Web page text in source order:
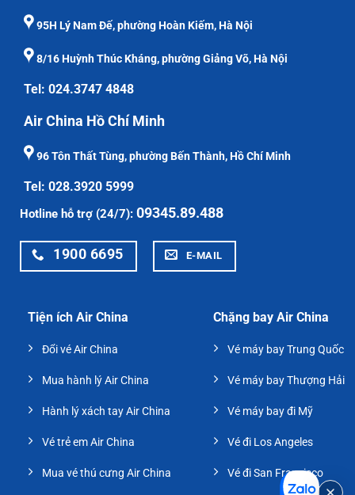
95H Lý Nam Đế, phường Hoàn Kiếm, Hà Nội
8/16 Huỳnh Thúc Kháng, phường Giảng Võ, Hà Nội
Tel: 024.3747 4848
Air China Hồ Chí Minh
96 Tôn Thất Tùng, phường Bến Thành, Hồ Chí Minh
Tel: 028.3920 5999
Hotline hỗ trợ (24/7): 09345.89.488
1900 6695 E-MAIL
Tiện ích Air China
Đổi vé Air China
Mua hành lý Air China
Hành lý xách tay Air China
Vé trẻ em Air China
Mua vé thú cưng Air China
Chặng bay Air China
Vé máy bay Trung Quốc
Vé máy bay Thượng Hải
Vé máy bay đi Mỹ
Vé đi Los Angeles
Vé đi San Francisco